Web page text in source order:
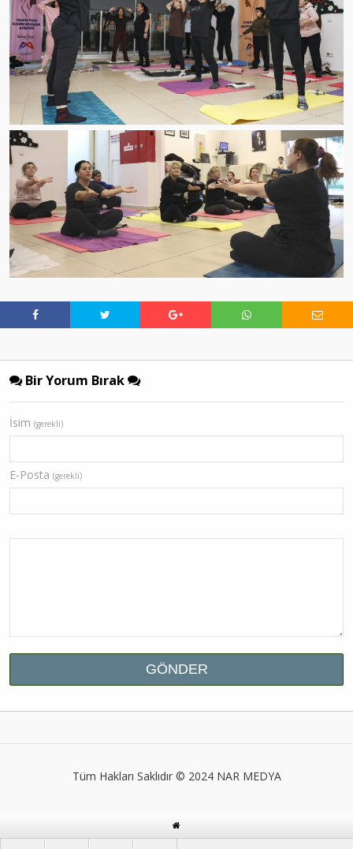
Bir Yorum Bırak
İsim (gerekli)
E-Posta (gerekli)
Tüm Hakları Saklıdır © 2024 NAR MEDYA